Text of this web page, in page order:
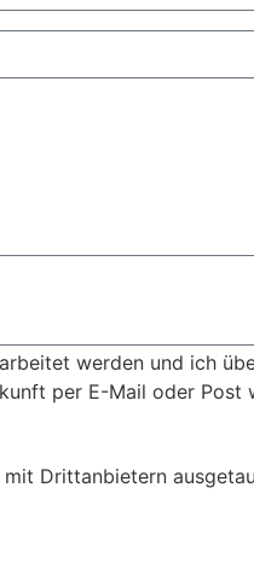
werden und ich
per E-Mail oder Post
Drittanbietern